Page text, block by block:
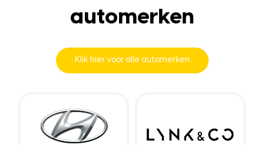
automerken
Klik hier voor alle automerken